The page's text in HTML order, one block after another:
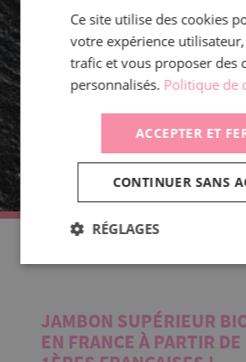
JAMBON SUPÉRIEUR
EN FRANCE À PARTIR
Ce site utilise des cookies
votre expérience
trafic et vous proposer des
personnalisés. Politique de
ACCEPTER ET
CONTINUER SANS
RÉGLAGES